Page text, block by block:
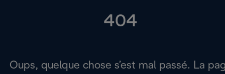
404
Oups, quelque chose s’est mal passé. La